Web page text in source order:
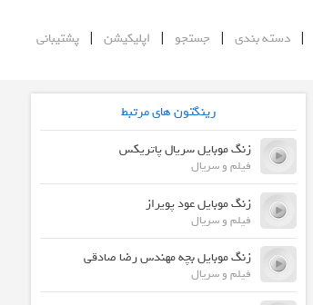
|دسته بندی | جستجو | اپلیکیشن |پشتیبانی
رینگتون های مرتبط
زنگ موبایل سریال پاتریکس
فیلم و سریال
زنگ موبایل عود پویراز
فیلم و سریال
زنگ موبایل بچه مهندس رضا صادقی
فیلم و سریال